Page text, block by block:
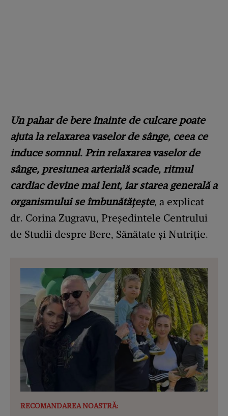
Un pahar de bere înainte de culcare poate
ajuta la relaxarea vaselor de sânge, ceea ce
induce somnul. Prin relaxarea vaselor de
sânge, presiunea arterială scade, ritmul
cardiac devine mai lent, iar starea generală a
organismului se îmbunătățește, a explicat
dr. Corina Zugravu, Președintele Centrului
de Studii despre Bere, Sănătate și Nutriție.
RECOMANDAREA NOASTRĂ: